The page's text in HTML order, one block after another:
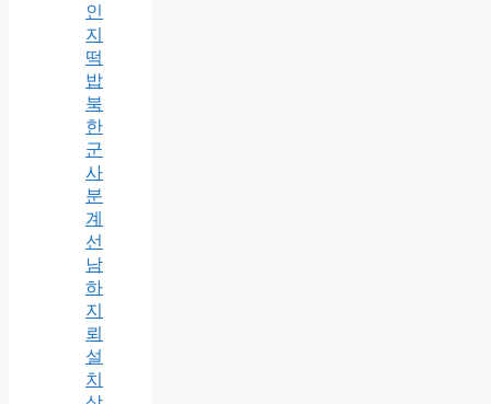
인
지
떡
밥
북
한
군
사
분
계
선
남
하
지
뢰
설
치